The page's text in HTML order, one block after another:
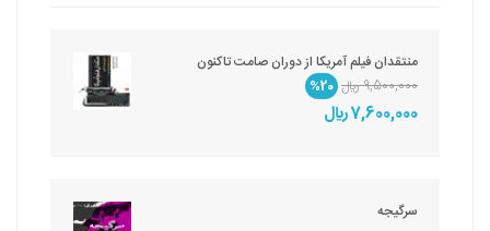
منتقدان فیلم آمریکا از دوران صامت تاکنون
9,500,000 ريال
%20
7,600,000 ريال
سرگیجه